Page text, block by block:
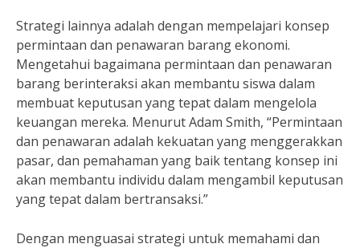
Strategi lainnya adalah dengan mempelajari konsep
permintaan dan penawaran barang ekonomi.
Mengetahui bagaimana permintaan dan penawaran
barang berinteraksi akan membantu siswa dalam
membuat keputusan yang tepat dalam mengelola
keuangan mereka. Menurut Adam Smith, “Permintaan
dan penawaran adalah kekuatan yang menggerakkan
pasar, dan pemahaman yang baik tentang konsep ini
akan membantu individu dalam mengambil keputusan
yang tepat dalam bertransaksi.”
Dengan menguasai strategi untuk memahami dan